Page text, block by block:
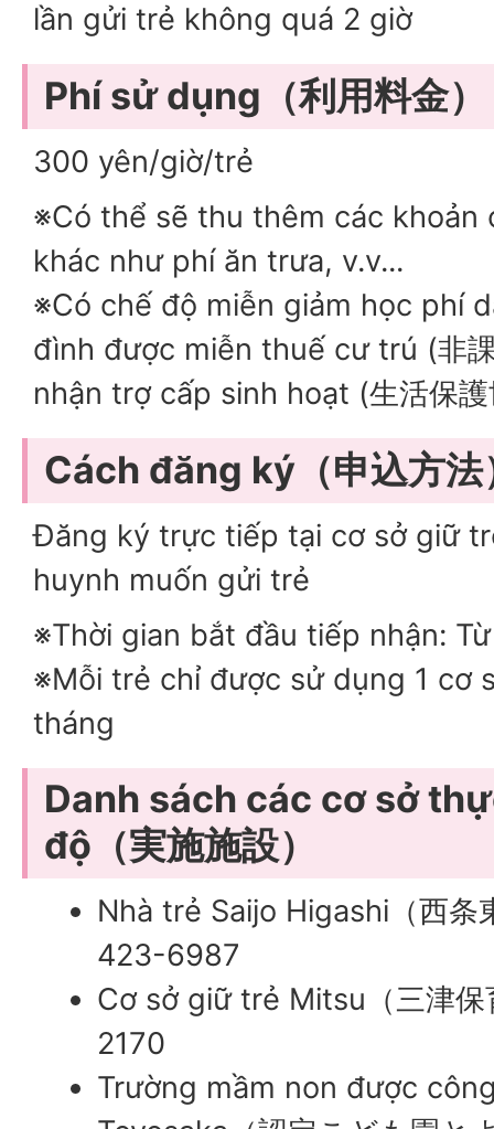
lần gửi trẻ không quá 2 giờ
Phí sử dụng（利用料金）
300 yên/giờ/trẻ
※Có thể sẽ thu thêm các khoản
khác như phí ăn trưa, v.v...
※Có chế độ miễn giảm học phí
đình được miễn thuế cư trú (非
nhận trợ cấp sinh hoạt (生活保
Cách đăng ký（申込方法
Đăng ký trực tiếp tại cơ sở giữ
huynh muốn gửi trẻ
※Thời gian bắt đầu tiếp nhận:
※Mỗi trẻ chỉ được sử dụng 1 cơ
tháng
Danh sách các cơ sở
độ（実施施設）
Nhà trẻ Saijo Higashi（西条
423-6987
Cơ sở giữ trẻ Mitsu（三津
2170
Trường mầm non được